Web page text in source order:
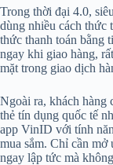
Trong thời đại 4.0,
dùng nhiều cách thức
thức thanh toán bằng
ngay khi giao hàng,
mặt trong giao dịch
Ngoài ra, khách hàng
thẻ tín dụng quốc tế
app VinID với tính
mua sắm. Chỉ cần mở
ngay lập tức mà